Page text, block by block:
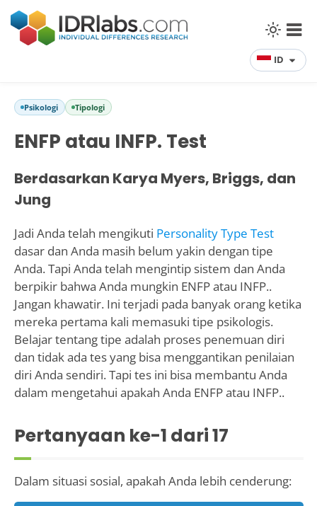
ID
Psikologi Tipologi
ENFP atau INFP. Test
Berdasarkan Karya Myers, Briggs, dan
Jung
Jadi Anda telah mengikuti Personality Type Test
dasar dan Anda masih belum yakin dengan tipe
Anda. Tapi Anda telah mengintip sistem dan Anda
berpikir bahwa Anda mungkin ENFP atau INFP..
Jangan khawatir. Ini terjadi pada banyak orang ketika
mereka pertama kali memasuki tipe psikologis.
Belajar tentang tipe adalah proses penemuan diri
dan tidak ada tes yang bisa menggantikan penilaian
diri Anda sendiri. Tapi tes ini bisa membantu Anda
dalam mengetahui apakah Anda ENFP atau INFP..
Pertanyaan ke-1 dari 17
Dalam situasi sosial, apakah Anda lebih cenderung: